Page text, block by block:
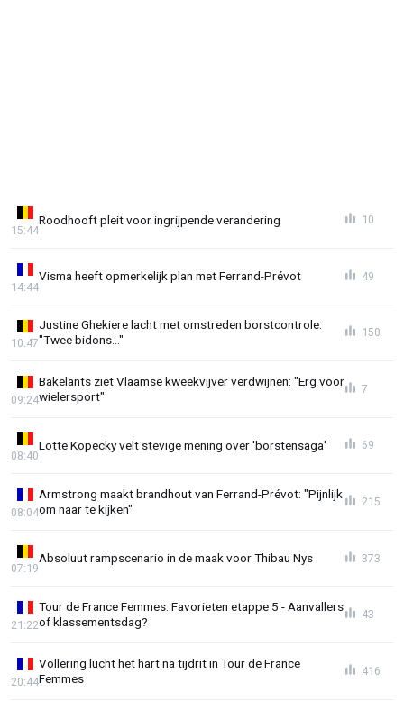
Roodhooft pleit voor ingrijpende verandering
15:44
10
Visma heeft opmerkelijk plan met Ferrand-Prévot
14:44
49
Justine Ghekiere lacht met omstreden borstcontrole:
"Twee bidons..."
10:47
150
Bakelants ziet Vlaamse kweekvijver verdwijnen: "Erg voor
wielersport"
09:24
7
Lotte Kopecky velt stevige mening over 'borstensaga'
08:40
69
Armstrong maakt brandhout van Ferrand-Prévot: "Pijnlijk
om naar te kijken"
08:04
215
Absoluut rampscenario in de maak voor Thibau Nys
07:19
373
Tour de France Femmes: Favorieten etappe 5 - Aanvallers
of klassementsdag?
21:22
43
Vollering lucht het hart na tijdrit in Tour de France
Femmes
20:44
416